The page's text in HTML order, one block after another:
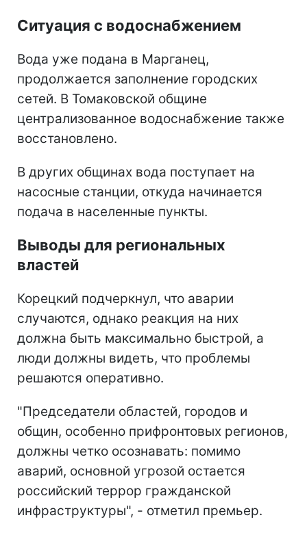
Ситуация с водоснабжением
Вода уже подана в Марганец,
продолжается заполнение городских
сетей. В Томаковской общине
централизованное водоснабжение также
восстановлено.
В других общинах вода поступает на
насосные станции, откуда начинается
подача в населенные пункты.
Выводы для региональных
властей
Корецкий подчеркнул, что аварии
случаются, однако реакция на них
должна быть максимально быстрой, а
люди должны видеть, что проблемы
решаются оперативно.
"Председатели областей, городов и
общин, особенно прифронтовых регионов,
должны четко осознавать: помимо
аварий, основной угрозой остается
российский террор гражданской
инфраструктуры", - отметил премьер.